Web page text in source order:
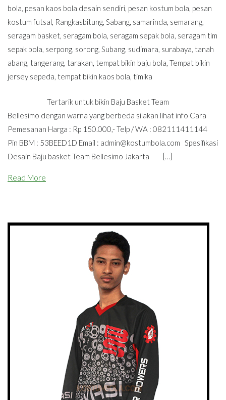
bola, pesan kaos bola desain sendiri, pesan kostum bola, pesan
kostum futsal, Rangkasbitung, Sabang, samarinda, semarang,
seragam basket, seragam bola, seragam sepak bola, seragam tim
sepak bola, serpong, sorong, Subang, sudimara, surabaya, tanah
abang, tangerang, tarakan, tempat bikin baju bola, Tempat bikin
jersey sepeda, tempat bikin kaos bola, timika
Tertarik untuk bikin Baju Basket Team
Bellesimo dengan warna yang berbeda silakan lihat info Cara
Pemesanan Harga : Rp 150.000,- Telp / WA : 082111411144
Pin BBM : 53BEED1D Email : admin@kostumbola.com Spesifikasi
Desain Baju basket Team Bellesimo Jakarta […]
Read More